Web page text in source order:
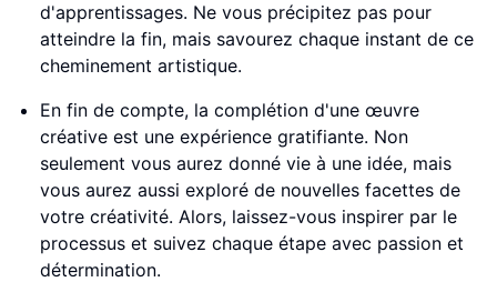
d'apprentissages. Ne vous précipitez pas pour
atteindre la fin, mais savourez chaque instant de ce
cheminement artistique.
En fin de compte, la complétion d'une œuvre
créative est une expérience gratifiante. Non
seulement vous aurez donné vie à une idée, mais
vous aurez aussi exploré de nouvelles facettes de
votre créativité. Alors, laissez-vous inspirer par le
processus et suivez chaque étape avec passion et
détermination.